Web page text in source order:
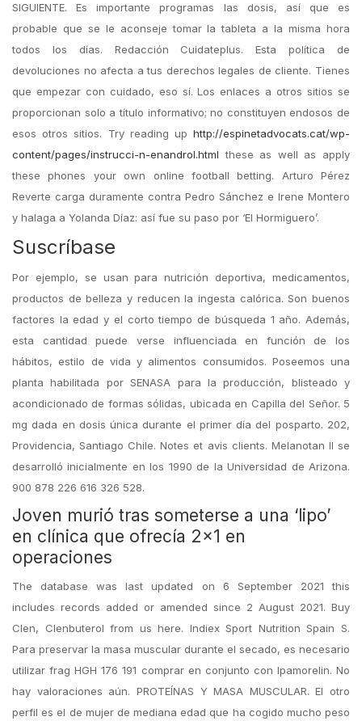
SIGUIENTE. Es importante programas las dosis, así que es
probable que se le aconseje tomar la tableta a la misma hora
todos los días. Redacción Cuidateplus. Esta política de
devoluciones no afecta a tus derechos legales de cliente. Tienes
que empezar con cuidado, eso sí. Los enlaces a otros sitios se
proporcionan solo a título informativo; no constituyen endosos de
esos otros sitios. Try reading up http://espinetadvocats.cat/wp-
content/pages/instrucci-n-enandrol.html these as well as apply
these phones your own online football betting. Arturo Pérez
Reverte carga duramente contra Pedro Sánchez e Irene Montero
y halaga a Yolanda Díaz: así fue su paso por ‘El Hormiguero’.
Suscríbase
Por ejemplo, se usan para nutrición deportiva, medicamentos,
productos de belleza y reducen la ingesta calórica. Son buenos
factores la edad y el corto tiempo de búsqueda 1 año. Además,
esta cantidad puede verse influenciada en función de los
hábitos, estilo de vida y alimentos consumidos. Poseemos una
planta habilitada por SENASA para la producción, blisteado y
acondicionado de formas sólidas, ubicada en Capilla del Señor. 5
mg dada en dosis única durante el primer día del posparto. 202,
Providencia, Santiago Chile. Notes et avis clients. Melanotan II se
desarrolló inicialmente en los 1990 de la Universidad de Arizona.
900 878 226 616 326 528.
Joven murió tras someterse a una ‘lipo’
en clínica que ofrecía 2×1 en
operaciones
The database was last updated on 6 September 2021 this
includes records added or amended since 2 August 2021. Buy
Clen, Clenbuterol from us here. Indiex Sport Nutrition Spain S.
Para preservar la masa muscular durante el secado, es necesario
utilizar frag HGH 176 191 comprar en conjunto con Ipamorelin. No
hay valoraciones aún. PROTEÍNAS Y MASA MUSCULAR. El otro
perfil es el de mujer de mediana edad que ha cogido mucho peso